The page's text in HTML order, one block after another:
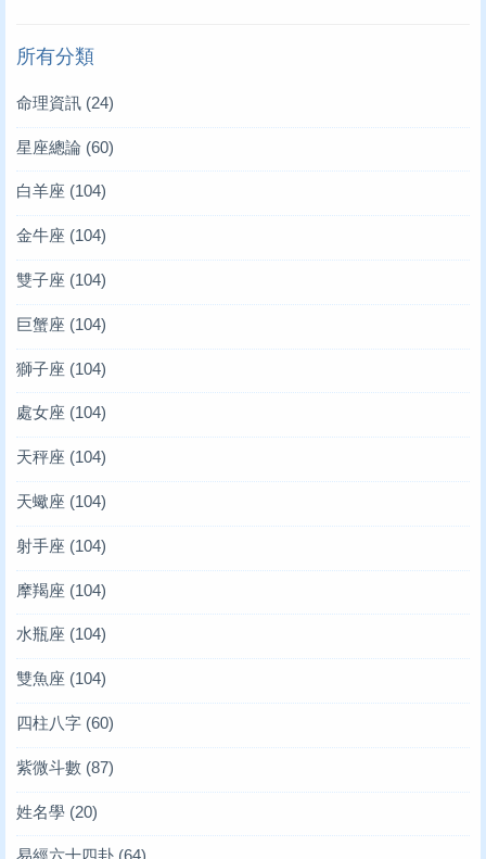
所有分類
命理資訊 (24)
星座總論 (60)
白羊座 (104)
金牛座 (104)
雙子座 (104)
巨蟹座 (104)
獅子座 (104)
處女座 (104)
天秤座 (104)
天蠍座 (104)
射手座 (104)
摩羯座 (104)
水瓶座 (104)
雙魚座 (104)
四柱八字 (60)
紫微斗數 (87)
姓名學 (20)